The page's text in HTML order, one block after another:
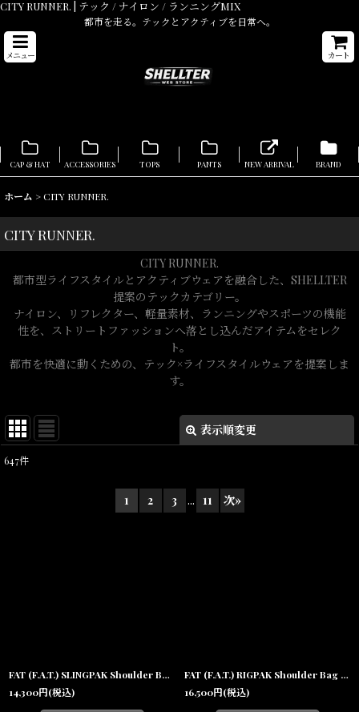
CITY RUNNER. | テック / ナイロン / ランニングMIX
都市を走る。テックとアクティブを日常へ。
メニュー カート
CAP & HAT ACCESSORIES TOPS PANTS NEW ARRIVAL BRAND
ホーム >CITY RUNNER.
CITY RUNNER.
CITY RUNNER.
都市型ライフスタイルとアクティブウェアを融合した、SHELLTER
提案のテックカテゴリー。
ナイロン、リフレクター、軽量素材、ランニングやスポーツの機能
性を、ストリートファッションへ落とし込んだアイテムをセレク
ト。
都市を快適に動くための、テック×ライフスタイルウェアを提案しま
す。
表示順変更
647件
1 2 3 ... 11 次»
FAT (F.A.T.) SLINGPAK Shoulder Bag Black クロスボディー バッグ ブラック カバン 沖縄 メンズファッション
14,300円(税込)
FAT (F.A.T.) RIGPAK Shoulder Bag Black クロスボディー バッグ ブラック カバン 沖縄 メンズファッション
16,500円(税込)